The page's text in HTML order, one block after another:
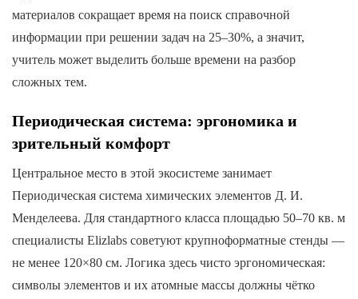
материалов сокращает время на поиск справочной
информации при решении задач на 25–30%, а значит,
учитель может выделить больше времени на разбор
сложных тем.
Периодическая система: эргономика и
зрительный комфорт
Центральное место в этой экосистеме занимает
Периодическая система химических элементов Д. И.
Менделеева. Для стандартного класса площадью 50–70 кв. м
специалисты Elizlabs советуют крупноформатные стенды —
не менее 120×80 см. Логика здесь чисто эргономическая:
символы элементов и их атомные массы должны чётко